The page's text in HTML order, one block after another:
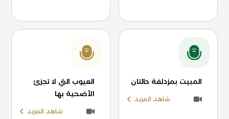
المبيت بمزدلفة حالتان
شاهد المزيد
العيوب التي لا تجزئ
الأضحية بها
شاهد المزيد